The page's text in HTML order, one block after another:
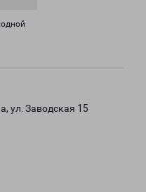
ул. Заводская 15